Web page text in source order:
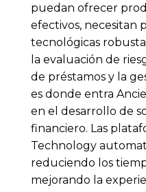
puedan ofrecer
efectivos, necesitan
tecnológicas
la evaluación de
de préstamos y la
es donde entra
en el desarrollo de
financiero. Las
Technology
reduciendo los
mejorando la